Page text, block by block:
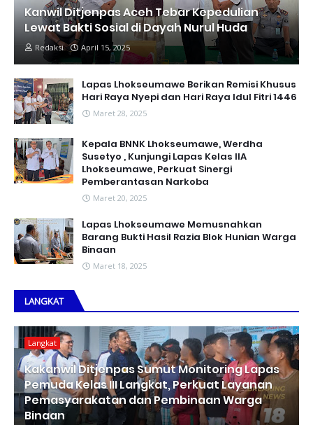
Kanwil Ditjenpas Aceh Tebar Kepedulian
Lewat Bakti Sosial di Dayah Nurul Huda
Redaksi April 15, 2025
Lapas Lhokseumawe Berikan Remisi Khusus
Hari Raya Nyepi dan Hari Raya Idul Fitri 1446
Maret 28, 2025
Kepala BNNK Lhokseumawe, Werdha
Susetyo , Kunjungi Lapas Kelas IIA
Lhokseumawe, Perkuat Sinergi
Pemberantasan Narkoba
Maret 20, 2025
Lapas Lhokseumawe Memusnahkan
Barang Bukti Hasil Razia Blok Hunian Warga
Binaan
Maret 18, 2025
LANGKAT
Langkat
Kakanwil Ditjenpas Sumut Monitoring Lapas
Pemuda Kelas III Langkat, Perkuat Layanan
Pemasyarakatan dan Pembinaan Warga
Binaan